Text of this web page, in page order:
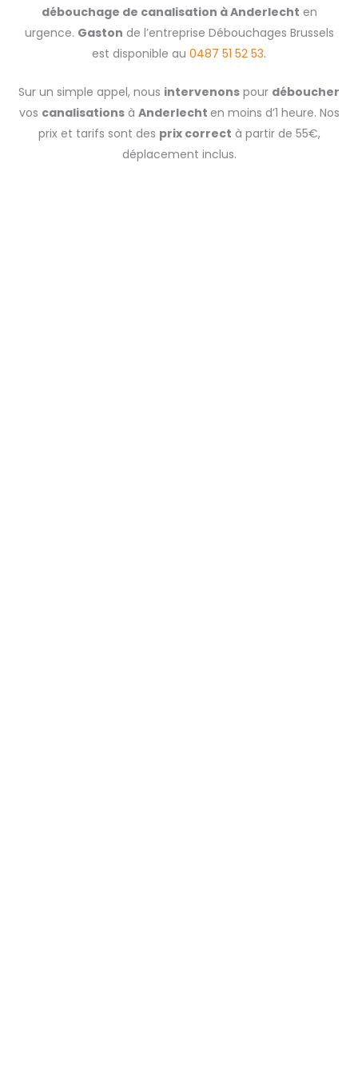
débouchage de canalisation à Anderlecht en
urgence. Gaston de l’entreprise Débouchages Brussels
est disponible au 0487 51 52 53.
Sur un simple appel, nous intervenons pour déboucher
vos canalisationsà Anderlecht en moins d’1 heure. Nos
prix et tarifs sont des prix correct à partir de 55€,
déplacement inclus.